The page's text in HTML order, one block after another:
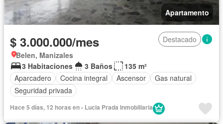
Apartamento
$ 3.000.000/mes
Destacado
Belen, Manizales
3 Habitaciones
3 Baños
135 m²
Aparcadero
Cocina integral Ascensor
Gas natural
Seguridad privada
Hace 5 días, 12 horas en - Lucia Prada Inmobiliaria